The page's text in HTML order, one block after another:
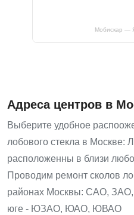
Мобискар —
Адреса центров в
Выберите удобное
лобового стекла в Москве:
расположенны в близи
Проводим ремонт сколов
районах Москвы: САО,
юге - ЮЗАО, ЮАО, ЮВАО